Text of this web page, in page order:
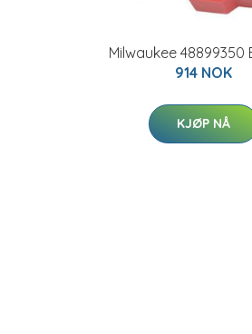
Milwaukee 48899350
914 NOK
KJØP NÅ